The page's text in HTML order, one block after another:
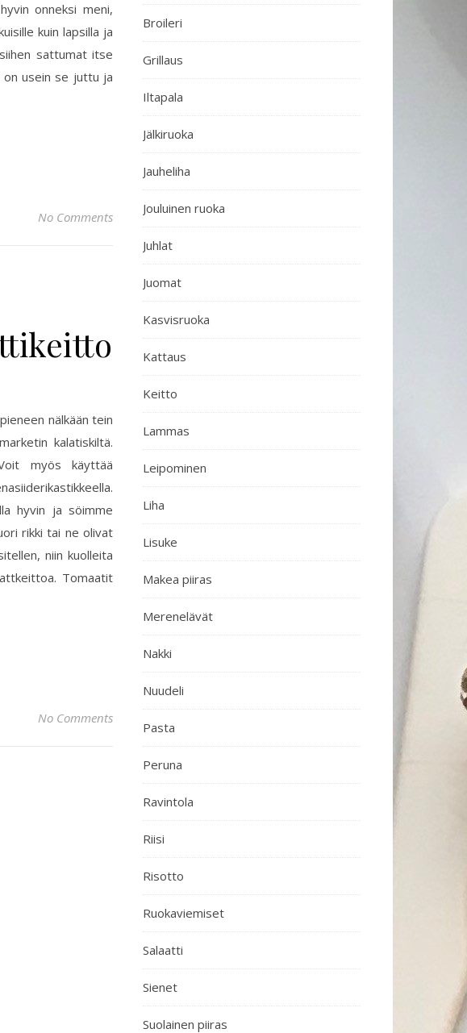
onneksi meni,
kuin lapsilla ja
sattumat itse
on usein se juttu ja
No Comments
nälkään tein
kalatiskiltä.
myös käyttää
hyvin ja söimme
rikki tai ne olivat
niin kuolleita
Tomaatit
No Comments
Broileri
Grillaus
Iltapala
Jälkiruoka
Jauheliha
Jouluinen ruoka
Juhlat
Juomat
Kasvisruoka
Kattaus
Keitto
Lammas
Leipominen
Liha
Lisuke
Makea piiras
Merenelävät
Nakki
Nuudeli
Pasta
Peruna
Ravintola
Riisi
Risotto
Ruokaviemiset
Salaatti
Sienet
Suolainen piiras